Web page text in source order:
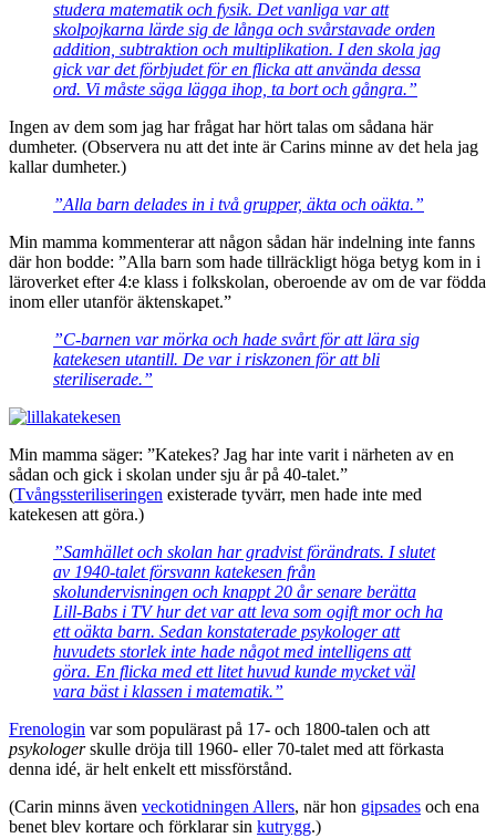
studera matematik och fysik. Det vanliga var att
skolpojkarna lärde sig de långa och svårstavade orden
addition, subtraktion och multiplikation. I den skola jag
gick var det förbjudet för en flicka att använda dessa
ord. Vi måste säga lägga ihop, ta bort och gångra.”
Ingen av dem som jag har frågat har hört talas om sådana här
dumheter. (Observera nu att det inte är Carins minne av det hela jag
kallar dumheter.)
”Alla barn delades in i två grupper, äkta och oäkta.”
Min mamma kommenterar att någon sådan här indelning inte fanns
där hon bodde: ”Alla barn som hade tillräckligt höga betyg kom in i
läroverket efter 4:e klass i folkskolan, oberoende av om de var födda
inom eller utanför äktenskapet.”
”C-barnen var mörka och hade svårt för att lära sig
katekesen utantill. De var i riskzonen för att bli
steriliserade.”
Min mamma säger: ”Katekes? Jag har inte varit i närheten av en
sådan och gick i skolan under sju år på 40-talet.”
(Tvångssteriliseringen existerade tyvärr, men hade inte med
katekesen att göra.)
”Samhället och skolan har gradvist förändrats. I slutet
av 1940-talet försvann katekesen från
skolundervisningen och knappt 20 år senare berätta
Lill-Babs i TV hur det var att leva som ogift mor och ha
ett oäkta barn. Sedan konstaterade psykologer att
huvudets storlek inte hade något med intelligens att
göra. En flicka med ett litet huvud kunde mycket väl
vara bäst i klassen i matematik.”
Frenologin var som populärast på 17- och 1800-talen och att
psykologerskulle dröja till 1960- eller 70-talet med att förkasta
denna idé, är helt enkelt ett missförstånd.
(Carin minns även veckotidningen Allers, när hon gipsades och ena
benet blev kortare och förklarar sin kutrygg.)